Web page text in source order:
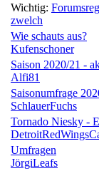
Wichtig:
zwelch
Wie schauts aus?
Kufenschoner
Saison 2020/21 -
Alfi81
Saisonumfrage
SchlauerFuchs
Tornado Niesky -
Umfragen
JörgiLeafs